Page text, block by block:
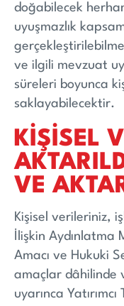
doğabilecek
uyuşmazlık
ve ilgili mevzuat
süreleri boyunca
saklayabilecektir.
KİŞİSEL
VE
Kişisel verileriniz,
İlişkin Aydınlatma
Amacı ve Hukuki
amaçlar dâhilinde
uyarınca